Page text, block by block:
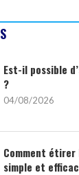
Est-il possible
?
04/08/2026
Comment étirer
simple et